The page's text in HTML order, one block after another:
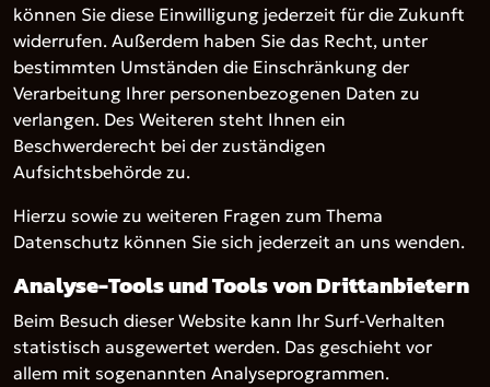
können Sie diese Einwilligung jederzeit für die Zukunft
widerrufen. Außerdem haben Sie das Recht, unter
bestimmten Umständen die Einschränkung der
Verarbeitung Ihrer personenbezogenen Daten zu
verlangen. Des Weiteren steht Ihnen ein
Beschwerderecht bei der zuständigen
Aufsichtsbehörde zu.
Hierzu sowie zu weiteren Fragen zum Thema
Datenschutz können Sie sich jederzeit an uns wenden.
Analyse-Tools und Tools von Dritt­anbietern
Beim Besuch dieser Website kann Ihr Surf-Verhalten
statistisch ausgewertet werden. Das geschieht vor
allem mit sogenannten Analyseprogrammen.